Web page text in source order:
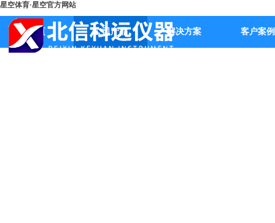
星空体育·星空官方网站
首页 公司产品 解决方案 客户案例